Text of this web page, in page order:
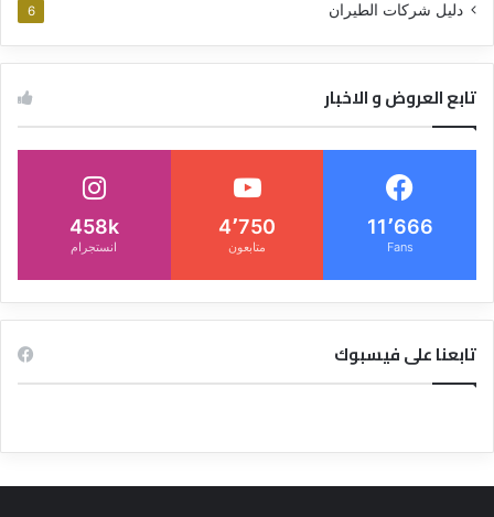
دليل شركات الطيران 6
تابع العروض و الاخبار
11٬666
Fans
4٬750
متابعون
458k
انستجرام
تابعنا على فيسبوك